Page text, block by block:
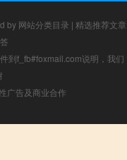
by 网站分类目录 | 精选推荐文章
到f_fb#foxmail.com说明，我们
广告及商业合作